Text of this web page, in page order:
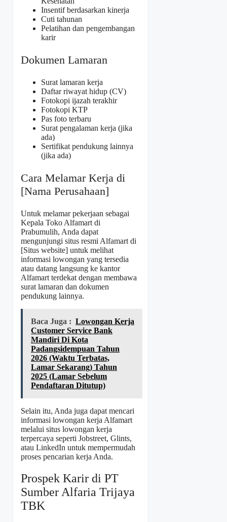
Insentif berdasarkan kinerja
Cuti tahunan
Pelatihan dan pengembangan
karir
Dokumen Lamaran
Surat lamaran kerja
Daftar riwayat hidup (CV)
Fotokopi ijazah terakhir
Fotokopi KTP
Pas foto terbaru
Surat pengalaman kerja (jika
ada)
Sertifikat pendukung lainnya
(jika ada)
Cara Melamar Kerja di
[Nama Perusahaan]
Untuk melamar pekerjaan sebagai
Kepala Toko Alfamart di
Prabumulih, Anda dapat
mengunjungi situs resmi Alfamart di
[Situs website] untuk melihat
informasi lowongan yang tersedia
atau datang langsung ke kantor
Alfamart terdekat dengan membawa
surat lamaran dan dokumen
pendukung lainnya.
Baca Juga : Lowongan Kerja
Customer Service Bank
Mandiri Di Kota
Padangsidempuan Tahun
2026 (Waktu Terbatas,
Lamar Sekarang) Tahun
2025 (Lamar Sebelum
Pendaftaran Ditutup)
Selain itu, Anda juga dapat mencari
informasi lowongan kerja Alfamart
melalui situs lowongan kerja
terpercaya seperti Jobstreet, Glints,
atau LinkedIn untuk mempermudah
proses pencarian kerja Anda.
Prospek Karir di PT
Sumber Alfaria Trijaya
TBK